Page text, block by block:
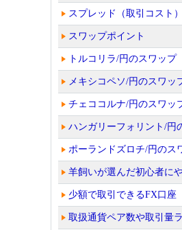
スプレッド（取引コスト）
スワップポイント
トルコリラ/円のスワップ
メキシコペソ/円のスワッ
チェココルナ/円のスワッ
ハンガリーフォリント/円
ポーランドズロチ/円のス
羊飼いが選んだ初心者に
少額で取引できるFX口座
取扱通貨ペア数や取引量